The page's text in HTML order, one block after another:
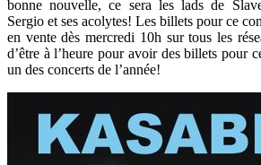
bonne nouvelle, ce sera les lads de
Sergio et ses acolytes! Les billets pour ce
en vente dès mercredi 10h sur tous les
d’être à l’heure pour avoir des billets pour
un des concerts de l’année!